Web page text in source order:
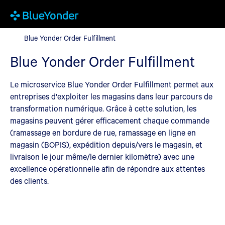
Blue Yonder Order Fulfillment
Blue Yonder Order Fulfillment
Blue Yonder Order Fulfillment
Le microservice Blue Yonder Order Fulfillment permet aux
entreprises d'exploiter les magasins dans leur parcours de
transformation numérique. Grâce à cette solution, les
magasins peuvent gérer efficacement chaque commande
(ramassage en bordure de rue, ramassage en ligne en
magasin (BOPIS), expédition depuis/vers le magasin, et
livraison le jour même/le dernier kilomètre) avec une
excellence opérationnelle afin de répondre aux attentes
des clients.